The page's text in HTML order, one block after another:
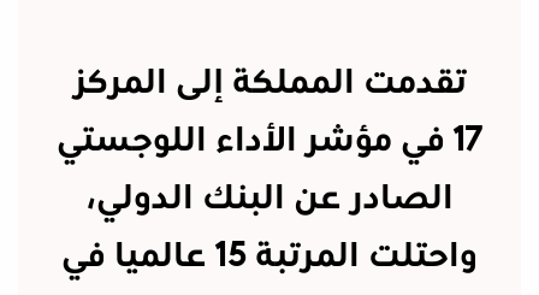
تقدمت المملكة إلى المركز
17 في مؤشر الأداء اللوجستي
الصادر عن البنك الدولي،
واحتلت المرتبة 15 عالميا في